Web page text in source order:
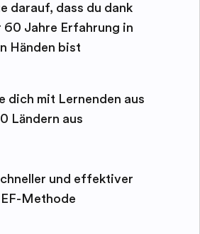
darauf, dass du dank
60 Jahre Erfahrung in
Händen bist
dich mit Lernenden aus
Ländern aus
und effektiver
Methode